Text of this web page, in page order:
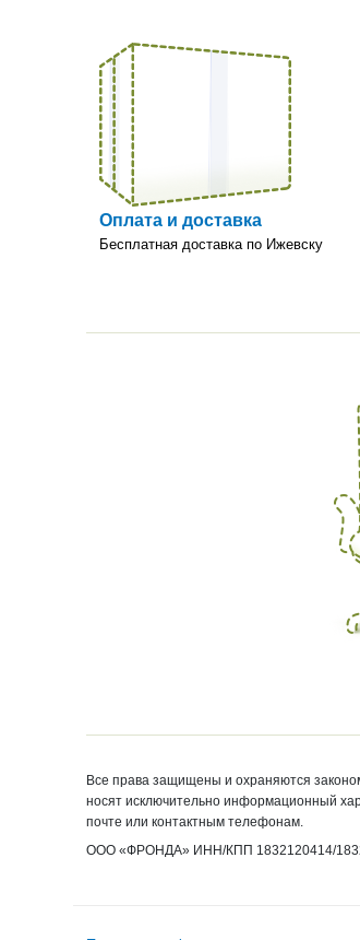
Оплата и доставка
Бесплатная доставка по Ижевску
Все права защищены и охраняются
носят исключительно информационный
почте или контактным телефонам.
ООО «ФРОНДА» ИНН/КПП 1832120414/